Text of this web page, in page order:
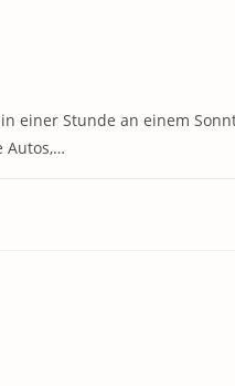
einer Stunde an einem
Autos,…